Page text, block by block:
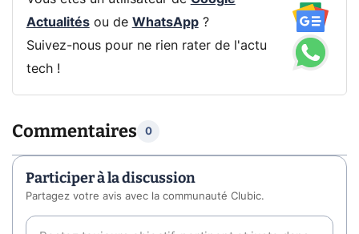
Actualitésou de WhatsApp?
Suivez-nous pour ne rien rater de l'actu
tech !
Commentaires 0
Participer à la discussion
Partagez votre avis avec la communauté Clubic.